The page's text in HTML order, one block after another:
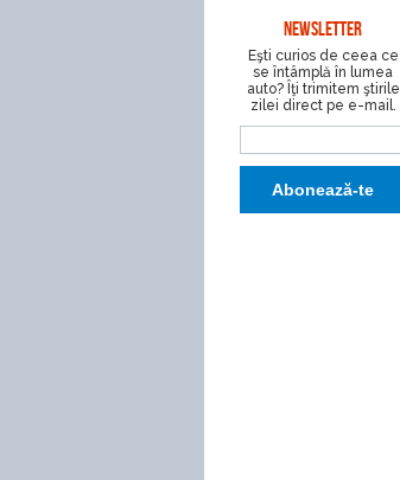
NEWSLETTER
Eşti curios de ceea ce
se întâmplă în lumea
auto? Îţi trimitem ştirile
zilei direct pe e-mail.